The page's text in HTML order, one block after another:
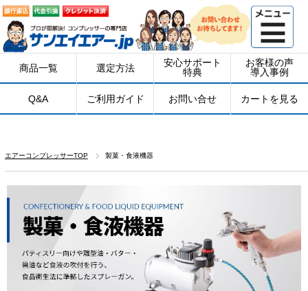
商品一覧 選定方法
安心サポート
特典
お客様の声
導入事例
Q&A ご利用ガイド お問い合せ カートを見る
エアーコンプレッサーTOP 製菓・食液機器